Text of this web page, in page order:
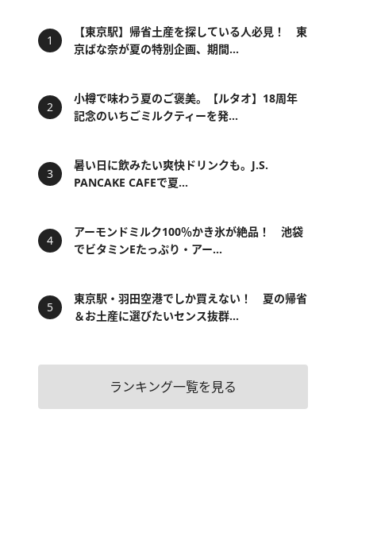
【東京駅】帰省土産を探している人必見！ 東
京ばな奈が夏の特別企画、期間...
小樽で味わう夏のご褒美。【ルタオ】18周年
記念のいちごミルクティーを発...
暑い日に飲みたい爽快ドリンクも。J.S.
PANCAKE CAFEで夏...
アーモンドミルク100％かき氷が絶品！ 池袋
でビタミンEたっぷり・アー...
東京駅・羽田空港でしか買えない！ 夏の帰省
＆お土産に選びたいセンス抜群...
ランキング一覧を見る